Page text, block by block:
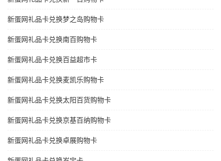
新蛋网礼品卡兑换梦之岛购物卡
新蛋网礼品卡兑换南百购物卡
新蛋网礼品卡兑换百益超市卡
新蛋网礼品卡兑换麦凯乐购物卡
新蛋网礼品卡兑换太阳百货购物卡
新蛋网礼品卡兑换京基百纳购物卡
新蛋网礼品卡兑换卓展购物卡